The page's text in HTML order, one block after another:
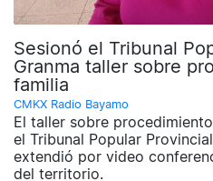
Sesionó el Tribunal
Granma taller sobre
familia
CMKX Radio Bayamo
El taller sobre
el Tribunal Popular
extendió por video
del territorio.